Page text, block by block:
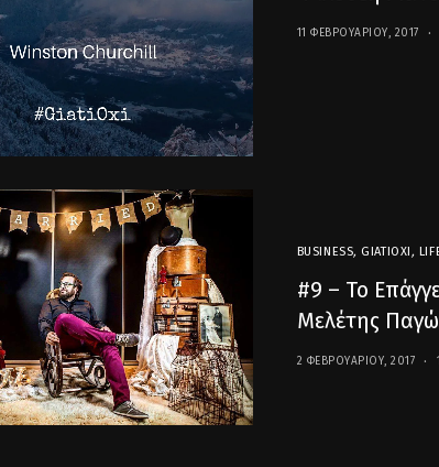
11 ΦΕΒΡΟΥΑΡΊΟΥ, 2017
BUSINESS, GIATIOXI,
#9 – Το
Μελέτης
2 ΦΕΒΡΟΥΑΡΊΟΥ, 2017